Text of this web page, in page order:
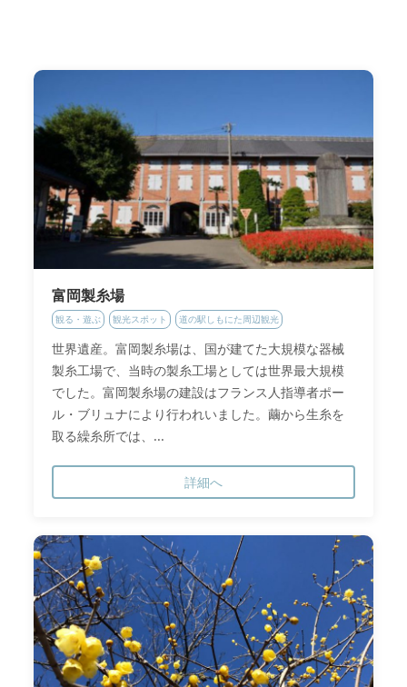
富岡製糸場
観る・遊ぶ 観光スポット 道の駅しもにた周辺観光
世界遺産。富岡製糸場は、国が建てた大規模な器械
製糸工場で、当時の製糸工場としては世界最大規模
でした。富岡製糸場の建設はフランス人指導者ポー
ル・ブリュナにより行われいました。繭から生糸を
取る繰糸所では、...
詳細へ